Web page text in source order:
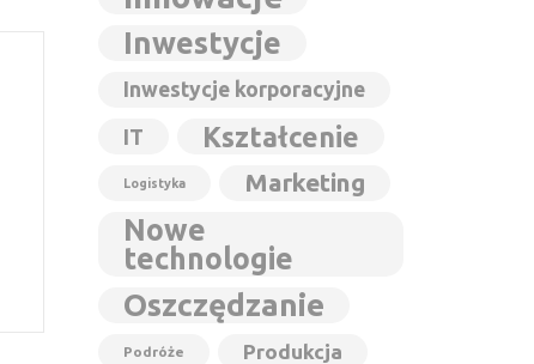
Inwestycje
Inwestycje korporacyjne
IT Kształcenie
Logistyka Marketing
Nowe
technologie
Oszczędzanie
Podróże Produkcja